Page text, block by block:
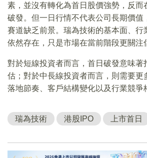
素，並沒有轉化為首日股價強勢，反而
破發。但一日行情不代表公司長期價值
賽道缺乏前景。瑞為技術的基本面、行
依然存在，只是市場在當前階段更關注
對於短線投資者而言，首日破發意味著
估；對於中長線投資者而言，則需要更
落地節奏、客戶結構變化以及行業競爭
瑞為技術 港股IPO 上市首日